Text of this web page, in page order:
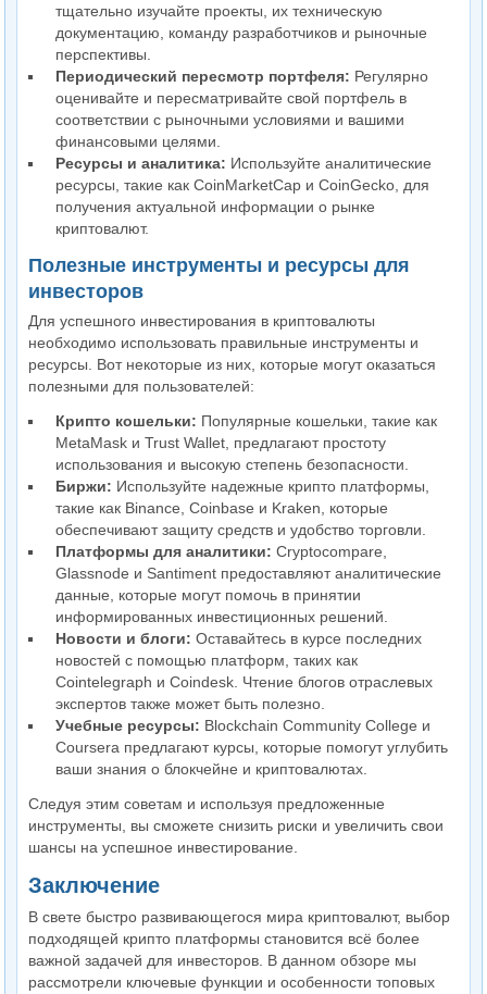
тщательно изучайте проекты, их техническую
документацию, команду разработчиков и рыночные
перспективы.
Периодический пересмотр портфеля: Регулярно
оценивайте и пересматривайте свой портфель в
соответствии с рыночными условиями и вашими
финансовыми целями.
Ресурсы и аналитика: Используйте аналитические
ресурсы, такие как CoinMarketCap и CoinGecko, для
получения актуальной информации о рынке
криптовалют.
Полезные инструменты и ресурсы для
инвесторов
Для успешного инвестирования в криптовалюты
необходимо использовать правильные инструменты и
ресурсы. Вот некоторые из них, которые могут оказаться
полезными для пользователей:
Крипто кошельки: Популярные кошельки, такие как
MetaMask и Trust Wallet, предлагают простоту
использования и высокую степень безопасности.
Биржи: Используйте надежные крипто платформы,
такие как Binance, Coinbase и Kraken, которые
обеспечивают защиту средств и удобство торговли.
Платформы для аналитики: Cryptocompare,
Glassnode и Santiment предоставляют аналитические
данные, которые могут помочь в принятии
информированных инвестиционных решений.
Новости и блоги: Оставайтесь в курсе последних
новостей с помощью платформ, таких как
Cointelegraph и Coindesk. Чтение блогов отраслевых
экспертов также может быть полезно.
Учебные ресурсы: Blockchain Community College и
Coursera предлагают курсы, которые помогут углубить
ваши знания о блокчейне и криптовалютах.
Следуя этим советам и используя предложенные
инструменты, вы сможете снизить риски и увеличить свои
шансы на успешное инвестирование.
Заключение
В свете быстро развивающегося мира криптовалют, выбор
подходящей крипто платформы становится всё более
важной задачей для инвесторов. В данном обзоре мы
рассмотрели ключевые функции и особенности топовых